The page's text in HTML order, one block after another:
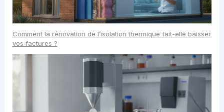
Comment la rénovation de l’isolation thermique fait-elle baisser
vos factures ?